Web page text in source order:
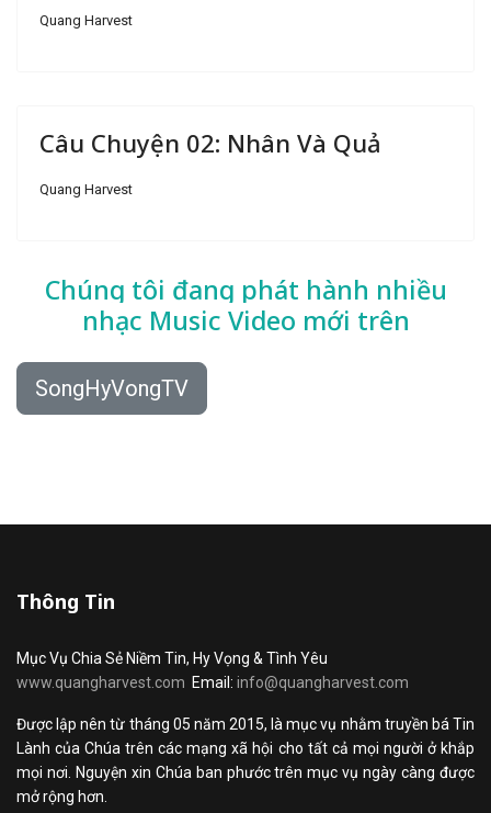
Quang Harvest
Câu Chuyện 02: Nhân Và Quả
Quang Harvest
Chúng tôi đang phát hành nhiều
nhạc Music Video mới trên
SongHyVongTV
Thông Tin
Mục Vụ Chia Sẻ Niềm Tin, Hy Vọng & Tình Yêu
www.quangharvest.com Email: info@quangharvest.com
Được lập nên từ tháng 05 năm 2015, là mục vụ nhằm truyền bá Tin
Lành của Chúa trên các mạng xã hội cho tất cả mọi người ở khắp
mọi nơi. Nguyện xin Chúa ban phước trên mục vụ ngày càng được
mở rộng hơn.